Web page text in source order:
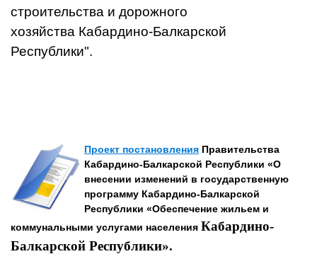
строительства и дорожного
хозяйства Кабардино-Балкарской
Республики".
Проект постановления Правительства
Кабардино-Балкарской Республики «О
внесении изменений в государственную
программу Кабардино-Балкарской
Республики «Обеспечение жильем и
коммунальными услугами населения Кабардино-
Балкарской Республики».